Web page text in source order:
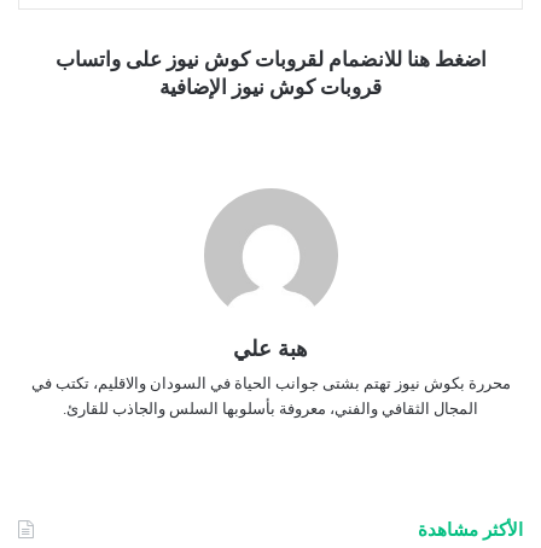
اضغط هنا للانضمام لقروبات كوش نيوز على واتساب
قروبات كوش نيوز الإضافية
هبة علي
محررة بكوش نيوز تهتم بشتى جوانب الحياة في السودان والاقليم، تكتب في
المجال الثقافي والفني، معروفة بأسلوبها السلس والجاذب للقارئ.
الأكثر مشاهدة